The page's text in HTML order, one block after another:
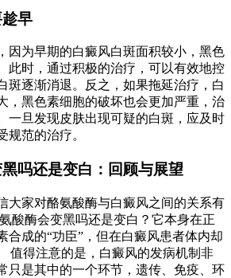
早
因为早期的白癜风白斑面积较小，黑色
此时，通过积极的治疗，可以有效地控
斑逐渐消退。反之，如果拖延治疗，白
，黑色素细胞的破坏也会更加严重，治
一旦发现皮肤出现可疑的白斑，应及时
规范的治疗。
吗还是变白：回顾与展望
大家对酪氨酸酶与白癜风之间的关系有
酸酶会变黑吗还是变白？它本身在正
合成的“功臣”，但在白癜风患者体内却
值得注意的是，白癜风的发病机制非
只是其中的一个环节，遗传、免疫、环